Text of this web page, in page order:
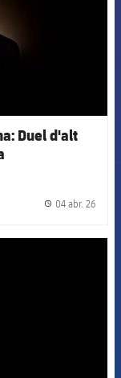
Duel d'alt
04 abr. 26